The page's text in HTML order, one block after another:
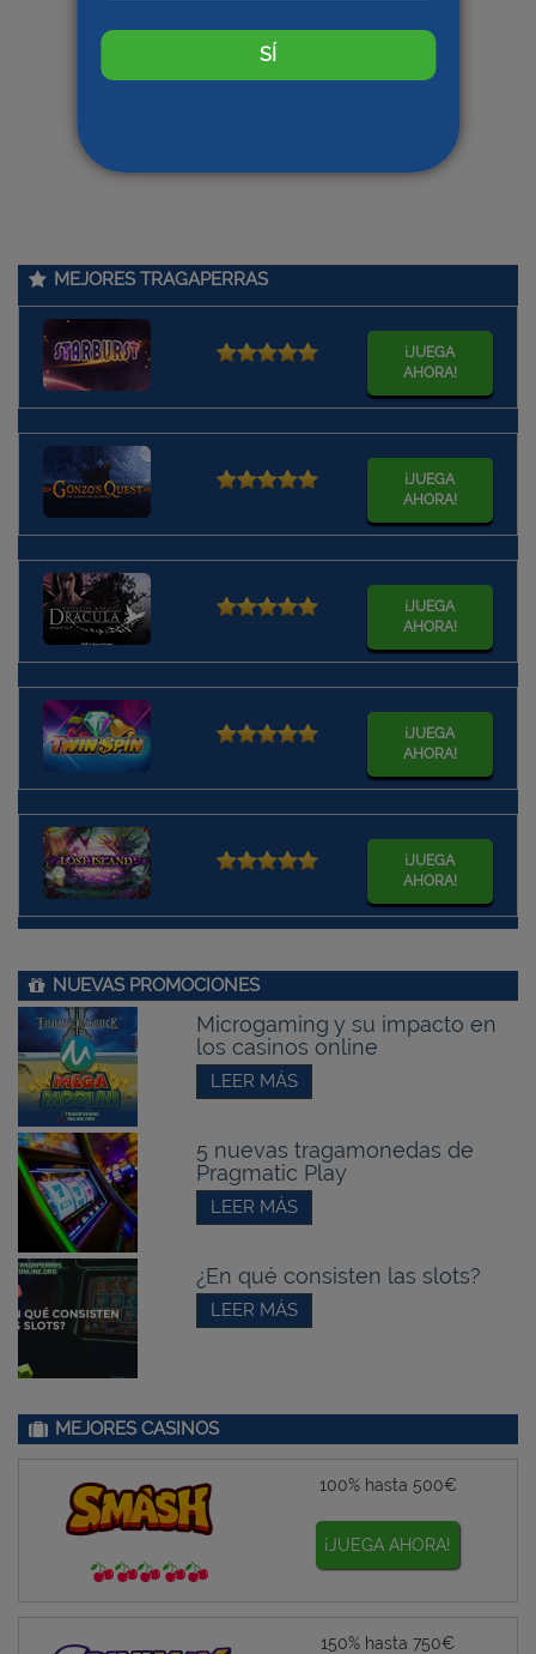
MEJORES TRAGAPERRAS
¡JUEGA
AHORA!
¡JUEGA
AHORA!
¡JUEGA
AHORA!
¡JUEGA
AHORA!
¡JUEGA
AHORA!
NUEVAS PROMOCIONES
Microgaming y su impacto en
los casinos online
LEER MÁS
5 nuevas tragamonedas de
Pragmatic Play
LEER MÁS
¿En qué consisten las slots?
LEER MÁS
MEJORES CASINOS
100% hasta 500€
¡JUEGA AHORA!
150% hasta 750€
SÍ